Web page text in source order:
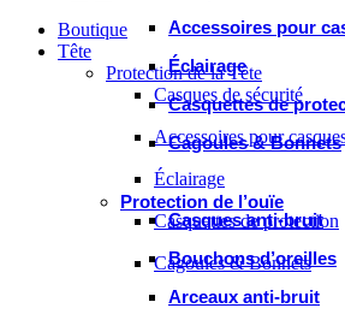
Accessoires pour
Éclairage
Casquettes de
Cagoules & Bonnets
Protection de l’ouïe
Casques anti-bruit
Bouchons d’oreilles
Arceaux anti-bruit
Boutique
Tête
Protection de la Tête
Casques de sécurité
Accessoires pour
Éclairage
Casquettes de protection
Cagoules & Bonnets